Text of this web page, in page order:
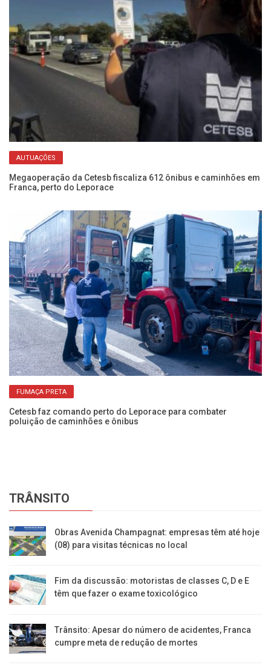
AUTUAÇÕES
Megaoperação da Cetesb fiscaliza 612 ônibus e caminhões em
Franca, perto do Leporace
FUMAÇA PRETA
Cetesb faz comando perto do Leporace para combater
poluição de caminhões e ônibus
TRÂNSITO
Obras Avenida Champagnat: empresas têm até hoje
(08) para visitas técnicas no local
Fim da discussão: motoristas de classes C, D e E
têm que fazer o exame toxicológico
Trânsito: Apesar do número de acidentes, Franca
cumpre meta de redução de mortes